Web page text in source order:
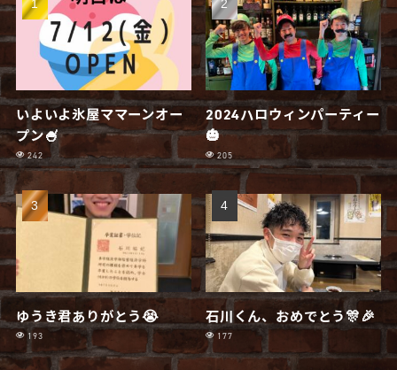
いよいよ氷屋ママーンオー
プン🍧
242
2024ハロウィンパーティー
🎃
205
ゆうき君ありがとう😭
193
石川くん、おめでとう🎊🎉
177